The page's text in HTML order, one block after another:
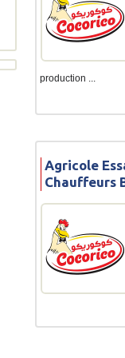
production ...
Agricole
Chauffeurs